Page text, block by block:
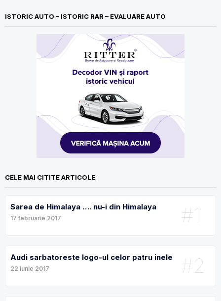
ISTORIC AUTO – ISTORIC RAR – EVALUARE AUTO
CELE MAI CITITE ARTICOLE
#1
Sarea de Himalaya …. nu-i din Himalaya
17 februarie 2017
#2
Audi sarbatoreste logo-ul celor patru inele
22 iunie 2017